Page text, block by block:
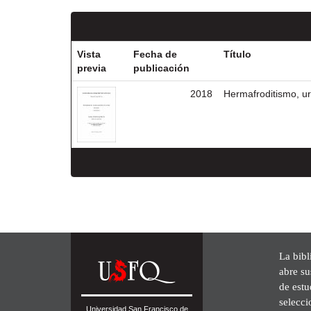
Vista
previa
Fecha de
publicación
Título
2018 Hermafroditismo,
Universidad San Francisco de
La
abre
de